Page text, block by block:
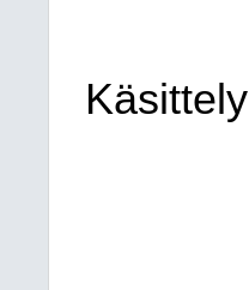
Käsittely